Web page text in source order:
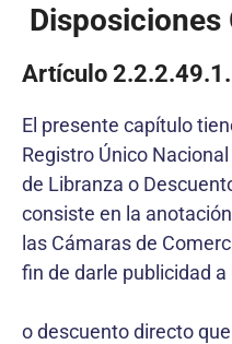
Disposiciones
Artículo
El presente capítulo
Registro Único
de Libranza o
consiste en la
las Cámaras de
fin de darle publicidad
o descuento directo